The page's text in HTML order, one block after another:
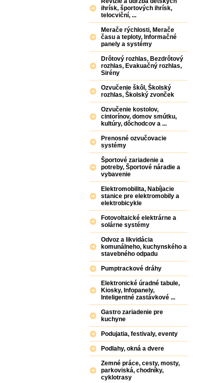
ihrísk, športových ihrísk,
telocviční, ...
Merače rýchlosti, Merače
času a teploty, Informačné
panely a systémy
Drôtový rozhlas, Bezdrôtový
rozhlas, Evakuačný rozhlas,
Sirény
Ozvučenie škôl, Školský
rozhlas, Školský zvonček
Ozvučenie kostolov,
cintorínov, domov smútku,
kultúry, dôchodcov a ...
Prenosné ozvučovacie
systémy
Športové zariadenie a
potreby, Športové náradie a
vybavenie
Elektromobilita, Nabíjacie
stanice pre elektromobily a
elektrobicykle
Fotovoltaické elektrárne a
solárne systémy
Odvoz a likvidácia
komunálneho, kuchynského a
stavebného odpadu
Pumptrackové dráhy
Elektronické úradné tabule,
Kiosky, Infopanely,
Inteligentné zastávkové ...
Gastro zariadenie pre
kuchyne
Podujatia, festivaly, eventy
Podlahy, okná a dvere
Zemné práce, cesty, mosty,
parkoviská, chodníky,
cyklotrasy